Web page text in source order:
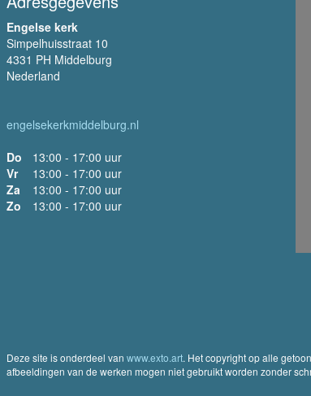
Engelse kerk
Simpelhuisstraat 10
4331 PH Middelburg
Nederland
engelsekerkmiddelburg.nl
Do
13:00 - 17:00 uur
Vr
13:00 - 17:00 uur
Za
13:00 - 17:00 uur
Zo
13:00 - 17:00 uur
Deze site is onderdeel van www.exto.art. Het copyright op alle
afbeeldingen van de werken mogen niet gebruikt worden zonder